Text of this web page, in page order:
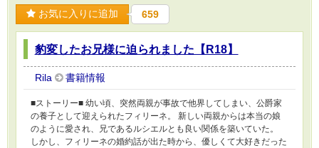
はご注意ください。 ざまぁは最後に。
2023.09.13 第１５回恋愛小説大賞にてノーチェ
がとうございます。 感謝の気持ちを込めて、番
外編を現在執筆しています。 結構長くなってし
まうので数回に分けて投稿する予定です。 少し
でも楽しんで頂けたら嬉しい限りです。
お気に入りに追加 659
豹変したお兄様に迫られました【R18】
Rila 書籍情報
■ストーリー■ 幼い頃、突然両親が事故で他界してしまい、公爵家
の養子として迎えられたフィリーネ。 新しい両親からは本当の娘
のように愛され、兄であるルシエルとも良い関係を築いていた。
しかし、フィリーネの婚約話が出た時から、優しくて大好きだった